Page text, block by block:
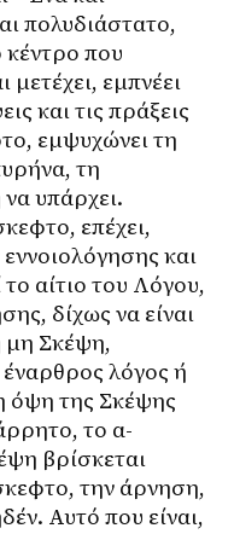
πολυδιάστατο,
που
μετέχει, εμπνέει
και τις πράξεις
εμψυχώνει τη
τη
υπάρχει.
επέχει,
και
αίτιο του Λόγου,
δίχως να είναι
μη Σκέψη,
λόγος ή
όψη της Σκέψης
το α-
βρίσκεται
την άρνηση,
Αυτό που είναι,